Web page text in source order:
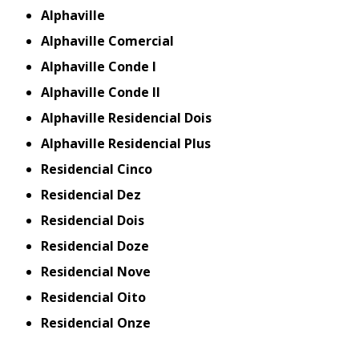
Alphaville
Alphaville Comercial
Alphaville Conde I
Alphaville Conde II
Alphaville Residencial Dois
Alphaville Residencial Plus
Residencial Cinco
Residencial Dez
Residencial Dois
Residencial Doze
Residencial Nove
Residencial Oito
Residencial Onze